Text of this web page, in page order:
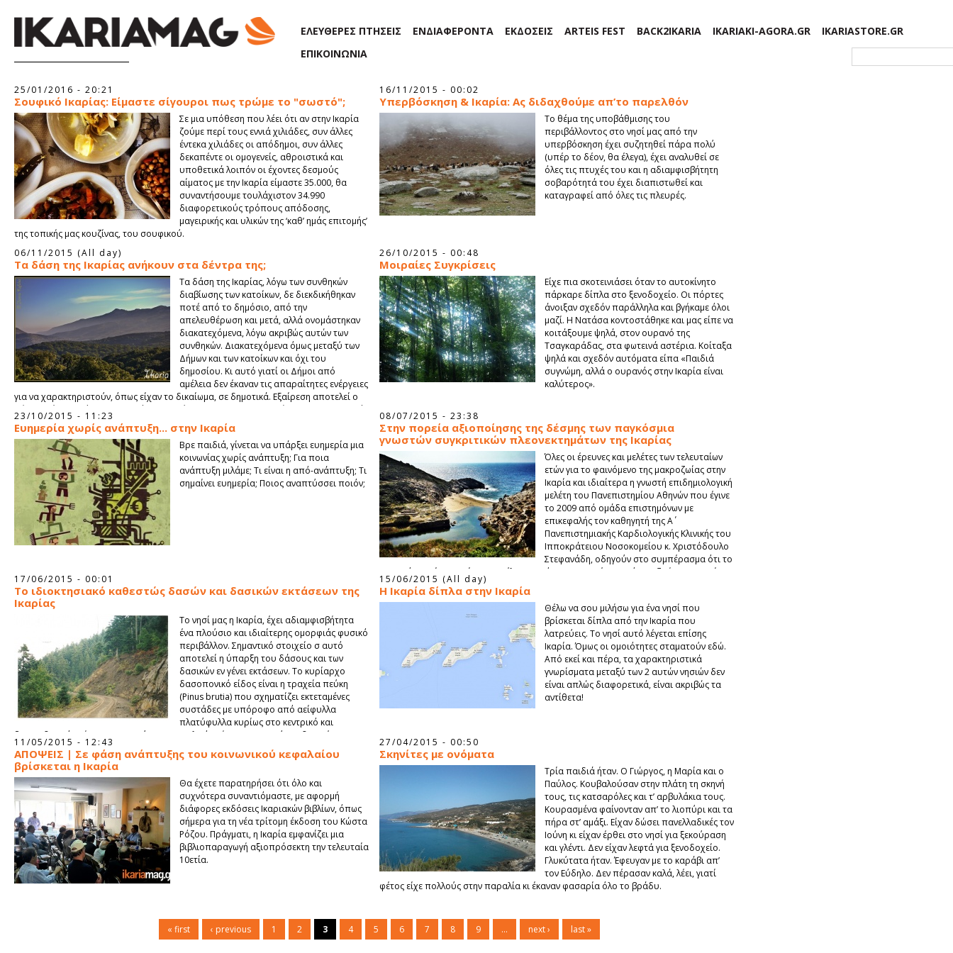
ΕΛΕΥΘΕΡΕΣ ΠΤΗΣΕΙΣ ΕΝΔΙΑΦΕΡΟΝΤΑ ΕΚΔΟΣΕΙΣ ARTEIS FEST BACK2IKARIA IKARIAKI-AGORA.GR
IKARIASTORE.GR
ΕΠΙΚΟΙΝΩΝΙΑ
25/01/2016 - 20:21
Σουφικό Ικαρίας: Είμαστε σίγουροι πως τρώμε το "σωστό";
Σε μια υπόθεση που λέει ότι αν στην Ικαρία
ζούμε περί τους εννιά χιλιάδες, συν άλλες
έντεκα χιλιάδες οι απόδημοι, συν άλλες
δεκαπέντε οι ομογενείς, αθροιστικά και
υποθετικά λοιπόν οι έχοντες δεσμούς
αίματος με την Ικαρία είμαστε 35.000, θα
συναντήσουμε τουλάχιστον 34.990
διαφορετικούς τρόπους απόδοσης,
μαγειρικής και υλικών της ‘καθ’ ημάς επιτομής’
της τοπικής μας κουζίνας, του σουφικού.
16/11/2015 - 00:02
Υπερβόσκηση & Ικαρία: Ας διδαχθούμε απ’το παρελθόν
Το θέμα της υποβάθμισης του
περιβάλλοντος στο νησί μας από την
υπερβόσκηση έχει συζητηθεί πάρα πολύ
(υπέρ το δέον, θα έλεγα), έχει αναλυθεί σε
όλες τις πτυχές του και η αδιαμφισβήτητη
σοβαρότητά του έχει διαπιστωθεί και
καταγραφεί από όλες τις πλευρές.
06/11/2015 (All day)
Τα δάση της Ικαρίας ανήκουν στα δέντρα της;
Τα δάση της Ικαρίας, λόγω των συνθηκών
διαβίωσης των κατοίκων, δε διεκδικήθηκαν
ποτέ από το δημόσιο, από την
απελευθέρωση και μετά, αλλά ονομάστηκαν
διακατεχόμενα, λόγω ακριβώς αυτών των
συνθηκών. Διακατεχόμενα όμως μεταξύ των
Δήμων και των κατοίκων και όχι του
δημοσίου. Κι αυτό γιατί οι Δήμοι από
αμέλεια δεν έκαναν τις απαραίτητες ενέργειες
για να χαρακτηριστούν, όπως είχαν το δικαίωμα, σε δημοτικά. Εξαίρεση αποτελεί ο
Δήμος Αγίου Κηρύκου που από το 1956 έσπευσε να τα κατοχυρώσει. Έχοντας λοιπόν
αυτό το προηγούμενο, μπορεί συνολικά σήμερα ο Δήμος Ικαρίας να αποκτήσει την
κυριότητα τους.
26/10/2015 - 00:48
Μοιραίες Συγκρίσεις
Είχε πια σκοτεινιάσει όταν το αυτοκίνητο
πάρκαρε δίπλα στο ξενοδοχείο. Οι πόρτες
άνοιξαν σχεδόν παράλληλα και βγήκαμε όλοι
μαζί. Η Νατάσα κοντοστάθηκε και μας είπε να
κοιτάξουμε ψηλά, στον ουρανό της
Τσαγκαράδας, στα φωτεινά αστέρια. Κοίταξα
ψηλά και σχεδόν αυτόματα είπα «Παιδιά
συγνώμη, αλλά ο ουρανός στην Ικαρία είναι
καλύτερος».
23/10/2015 - 11:23
Ευημερία χωρίς ανάπτυξη... στην Ικαρία
Βρε παιδιά, γίνεται να υπάρξει ευημερία μια
κοινωνίας χωρίς ανάπτυξη; Για ποια
ανάπτυξη μιλάμε; Τι είναι η από-ανάπτυξη; Τι
σημαίνει ευημερία; Ποιος αναπτύσσει ποιόν;
08/07/2015 - 23:38
Στην πορεία αξιοποίησης της δέσμης των παγκόσμια
γνωστών συγκριτικών πλεονεκτημάτων της Ικαρίας
Όλες οι έρευνες και μελέτες των τελευταίων
ετών για το φαινόμενο της μακροζωίας στην
Ικαρία και ιδιαίτερα η γνωστή επιδημιολογική
μελέτη του Πανεπιστημίου Αθηνών που έγινε
το 2009 από ομάδα επιστημόνων με
επικεφαλής τον καθηγητή της Α΄
Πανεπιστημιακής Καρδιολογικής Κλινικής του
Ιπποκράτειου Νοσοκομείου κ. Χριστόδουλο
Στεφανάδη, οδηγούν στο συμπέρασμα ότι το
μυστικό της είναι κυρίως αποτέλεσμα ενός συγκεκριμένου τρόπου ζωής των ικαρίων.
17/06/2015 - 00:01
Το ιδιοκτησιακό καθεστώς δασών και δασικών εκτάσεων της
Ικαρίας
Το νησί μας η Ικαρία, έχει αδιαμφισβήτητα
ένα πλούσιο και ιδιαίτερης ομορφιάς φυσικό
περιβάλλον. Σημαντικό στοιχείο σ αυτό
αποτελεί η ύπαρξη του δάσους και των
δασικών εν γένει εκτάσεων. Το κυρίαρχο
δασοπονικό είδος είναι η τραχεία πεύκη
(Pinus brutia) που σχηματίζει εκτεταμένες
συστάδες με υπόροφο από αείφυλλα
πλατύφυλλα κυρίως στο κεντρικό και
βορειοδυτικό τμήμα του νησιού.Στο ανατολικό τμήμα κυριαρχούν οι δασικές
εκτάσεις αειφύλλων πλατυφύλλων.
15/06/2015 (All day)
Η Ικαρία δίπλα στην Ικαρία
Θέλω να σου μιλήσω για ένα νησί που
βρίσκεται δίπλα από την Ικαρία που
λατρεύεις. Το νησί αυτό λέγεται επίσης
Ικαρία. Όμως οι ομοιότητες σταματούν εδώ.
Από εκεί και πέρα, τα χαρακτηριστικά
γνωρίσματα μεταξύ των 2 αυτών νησιών δεν
είναι απλώς διαφορετικά, είναι ακριβώς τα
αντίθετα!
11/05/2015 - 12:43
ΑΠΟΨΕΙΣ | Σε φάση ανάπτυξης του κοινωνικού κεφαλαίου
βρίσκεται η Ικαρία
Θα έχετε παρατηρήσει ότι όλο και
συχνότερα συναντιόμαστε, με αφορμή
διάφορες εκδόσεις Ικαριακών βιβλίων, όπως
σήμερα για τη νέα τρίτομη έκδοση του Κώστα
Ρόζου. Πράγματι, η Ικαρία εμφανίζει μια
βιβλιοπαραγωγή αξιοπρόσεκτη την τελευταία
10ετία.
27/04/2015 - 00:50
Σκηνίτες με ονόματα
Τρία παιδιά ήταν. Ο Γιώργος, η Μαρία και ο
Παύλος. Κουβαλούσαν στην πλάτη τη σκηνή
τους, τις κατσαρόλες και τ’ αρβυλάκια τους.
Κουρασμένα φαίνονταν απ’ το λιοπύρι και τα
πήρα στ’ αμάξι. Είχαν δώσει πανελλαδικές τον
Ιούνη κι είχαν έρθει στο νησί για ξεκούραση
και γλέντι. Δεν είχαν λεφτά για ξενοδοχείο.
Γλυκύτατα ήταν. Έφευγαν με το καράβι απ’
τον Εύδηλο. Δεν πέρασαν καλά, λέει, γιατί
φέτος είχε πολλούς στην παραλία κι έκαναν φασαρία όλο το βράδυ.
« first ‹ previous 1 2 3 4 5 6 7 8 9 … next › last »